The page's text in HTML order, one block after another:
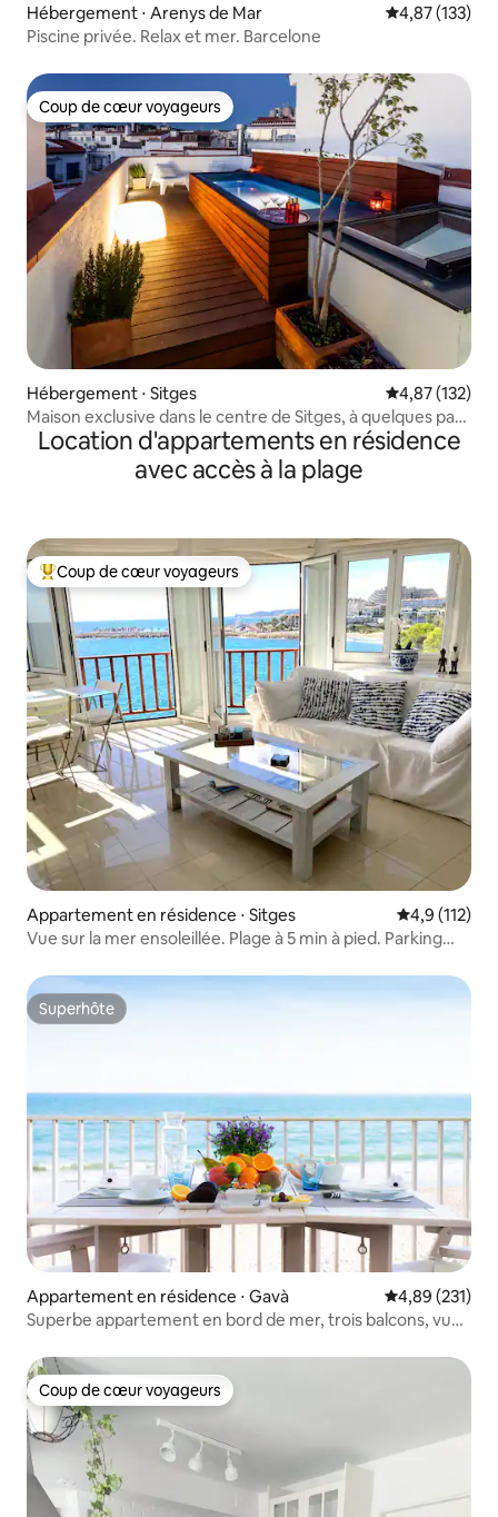
Hébergement ⋅ Arenys de Mar Évaluation
4,87 (133)
Piscine privée. Relax et mer. Barcelone
Coup de cœur voyageurs
Coup de cœur voyageurs
Hébergement ⋅ Sitges Évaluation
4,87 (132)
Maison exclusive dans le centre de Sitges, à quelques pas
de la plage
Location d'appartements en résidence
avec accès à la plage
Coups de cœur voyageurs les plus appréciés
Coup de cœur voyageurs
Appartement en résidence ⋅ Sitges Évaluation
4,9 (112)
Vue sur la mer ensoleillée. Plage à 5 min à pied. Parking
Superhôte
Superhôte
Appartement en résidence ⋅ Gavà Évaluation
4,89 (231)
Superbe appartement en bord de mer, trois balcons, vue
Coup de cœur voyageurs
Coup de cœur voyageurs